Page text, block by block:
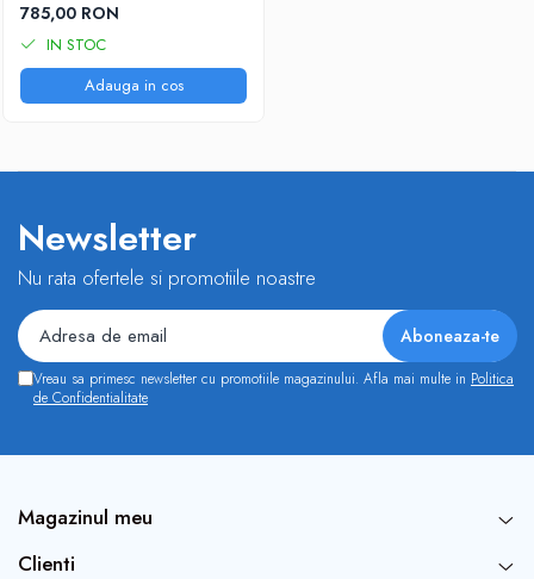
785,00 RON
IN STOC
Adauga in cos
Newsletter
Nu rata ofertele si promotiile noastre
Vreau sa primesc newsletter cu promotiile magazinului. Afla mai multe in Politica
de Confidentialitate
Magazinul meu
Clienti